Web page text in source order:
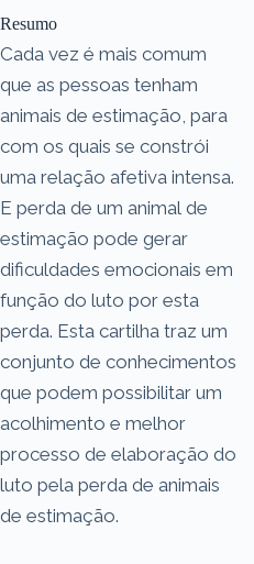
Resumo
Cada vez é mais comum
que as pessoas tenham
animais de estimação, para
com os quais se constrói
uma relação afetiva intensa.
E perda de um animal de
estimação pode gerar
dificuldades emocionais em
função do luto por esta
perda. Esta cartilha traz um
conjunto de conhecimentos
que podem possibilitar um
acolhimento e melhor
processo de elaboração do
luto pela perda de animais
de estimação.